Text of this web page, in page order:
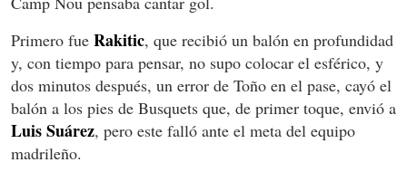
Primero fue Rakitic, que recibió un balón en profundidad
y, con tiempo para pensar, no supo colocar el esférico, y
dos minutos después, un error de Toño en el pase, cayó el
balón a los pies de Busquets que, de primer toque, envió a
Luis Suárez, pero este falló ante el meta del equipo
madrileño.